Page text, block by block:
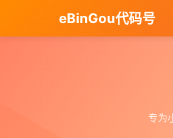
eBinGou代码号
专为